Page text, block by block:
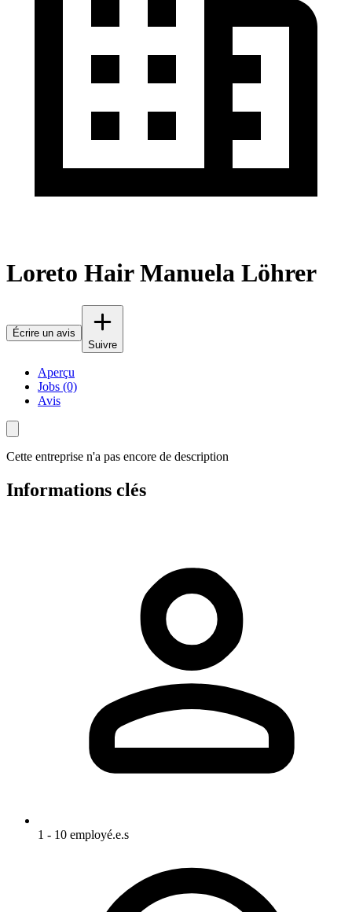
Loreto Hair Manuela Löhrer
Écrire un avis
Suivre
Aperçu
Jobs (0)
Avis
Cette entreprise n'a pas encore de description
Informations clés
1 - 10 employé.e.s